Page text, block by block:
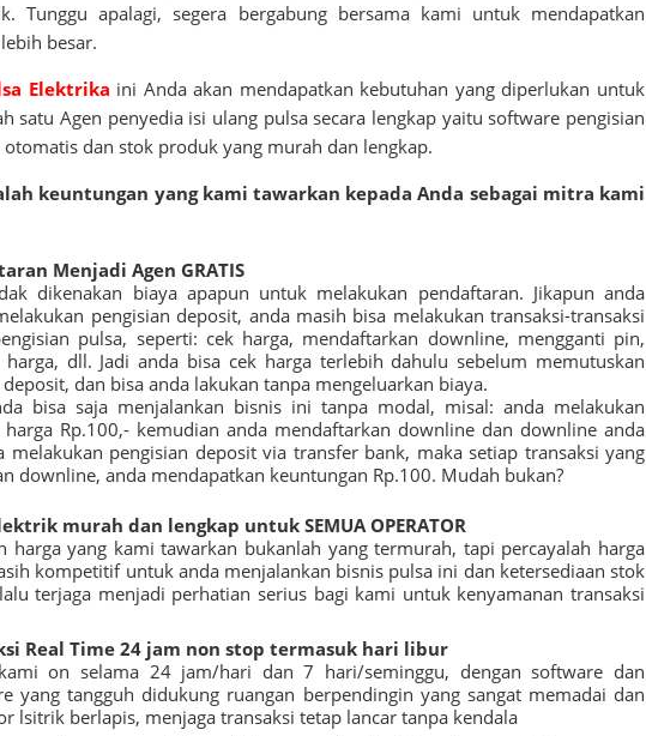
Tunggu apalagi, segera bergabung bersama kami untuk mendapatkan
besar.
Elektrika ini Anda akan mendapatkan kebutuhan yang diperlukan untuk
satu Agen penyedia isi ulang pulsa secara lengkap yaitu software pengisian
otomatis dan stok produk yang murah dan lengkap.
keuntungan yang kami tawarkan kepada Anda sebagai mitra kami
Menjadi Agen GRATIS
dikenakan biaya apapun untuk melakukan pendaftaran. Jikapun anda
pengisian deposit, anda masih bisa melakukan transaksi-transaksi
pulsa, seperti: cek harga, mendaftarkan downline, mengganti pin,
harga, dll. Jadi anda bisa cek harga terlebih dahulu sebelum memutuskan
dan bisa anda lakukan tanpa mengeluarkan biaya.
bisa saja menjalankan bisnis ini tanpa modal, misal: anda melakukan
Rp.100,- kemudian anda mendaftarkan downline dan downline anda
melakukan pengisian deposit via transfer bank, maka setiap transaksi yang
downline, anda mendapatkan keuntungan Rp.100. Mudah bukan?
murah dan lengkap untuk SEMUA OPERATOR
harga yang kami tawarkan bukanlah yang termurah, tapi percayalah harga
kompetitif untuk anda menjalankan bisnis pulsa ini dan ketersediaan stok
terjaga menjadi perhatian serius bagi kami untuk kenyamanan transaksi
Real Time 24 jam non stop termasuk hari libur
on selama 24 jam/hari dan 7 hari/seminggu, dengan software dan
yang tangguh didukung ruangan berpendingin yang sangat memadai dan
lsitrik berlapis, menjaga transaksi tetap lancar tanpa kendala